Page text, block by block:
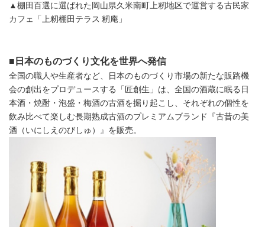
▲棚田百選に選ばれた岡山県久米南町上籾地区で運営する古民家
カフェ「上籾棚田テラス 籾庵」
■日本のものづくり文化を世界へ発信
全国の職人や生産者など、日本のものづくり市場の新たな販路機
会の創出をプロデュースする「匠創生」は、全国の酒蔵に眠る日
本酒・焼酎・泡盛・梅酒の古酒を掘り起こし、それぞれの個性を
飲み比べて楽しむ長期熟成古酒のプレミアムブランド『古昔の美
酒（いにしえのびしゅ）』を販売。